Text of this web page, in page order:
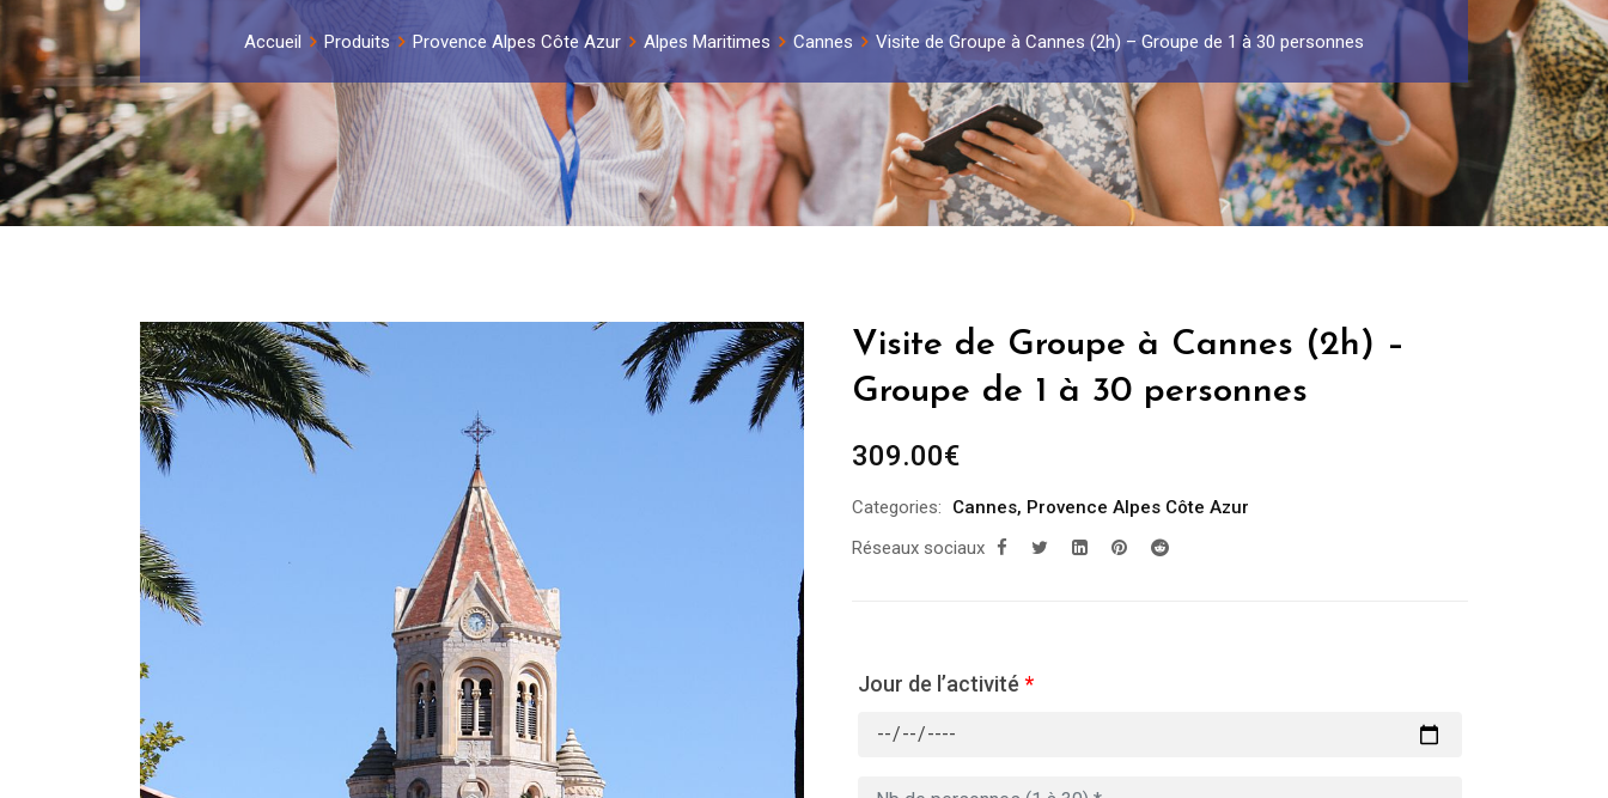
Accueil Produits Provence Alpes Côte Azur Alpes Maritimes Cannes Visite de Groupe à Cannes (2h) – Groupe de 1 à 30 personnes
Visite de Groupe à Cannes (2h) –
Groupe de 1 à 30 personnes
309.00€
Categories: Cannes, Provence Alpes Côte Azur
Réseaux sociaux
Jour de l’activité *